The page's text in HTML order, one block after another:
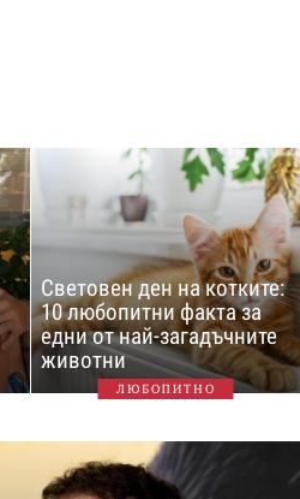
Световен ден на котките:
10 любопитни факта за
едни от най-загадъчните
животни
ЛЮБОПИТНО